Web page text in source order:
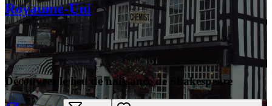
Royaume-Uni
Découvrez le lieu de naissance de Shakespeare